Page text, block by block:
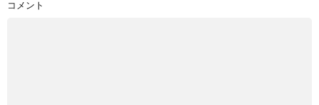
コメント